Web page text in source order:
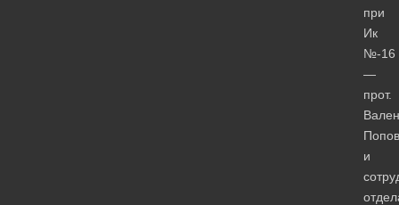
при
Ик
№-16
—
прот.
и